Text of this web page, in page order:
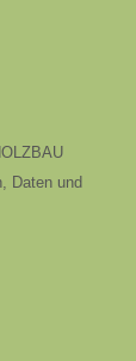
Daten und